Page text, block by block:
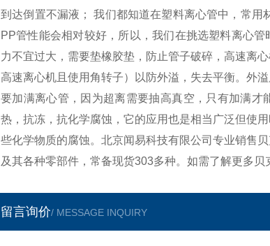
到达倒置不漏液； 我们都知道在塑料离心管中，常
PP管性能会相对较好，所以，我们在挑选塑料离心
力不宜过大，需要垫橡胶垫，防止管子破碎，高速离
高速离心机且使用角转子）以防外溢，失去平衡。外
要加满离心管，因为超离需要抽高真空，只有加满
热，抗冻，抗化学腐蚀，它的应用也是相当广泛但使
些化学物质的腐蚀。北京闻易科技有限公司专业销售
及其各种零部件，常备现货303多种。如需了解更多贝
留言询价/ MESSAGE INQUIRY